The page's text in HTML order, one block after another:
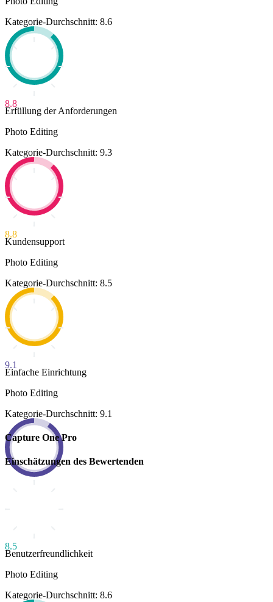
Kategorie-Durchschnitt: 8.6
8.8
Erfüllung der Anforderungen
Photo Editing
Kategorie-Durchschnitt: 9.3
8.8
Kundensupport
Photo Editing
Kategorie-Durchschnitt: 8.5
9.1
Einfache Einrichtung
Photo Editing
Kategorie-Durchschnitt: 9.1
Capture One Pro
Einschätzungen des Bewertenden
8.5
Benutzerfreundlichkeit
Photo Editing
Kategorie-Durchschnitt: 8.6